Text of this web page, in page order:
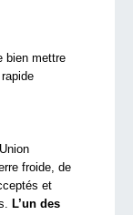
bien mettre
froide, de
et
L’un des